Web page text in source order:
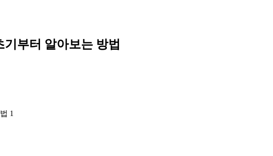
부터 알아보는 방법